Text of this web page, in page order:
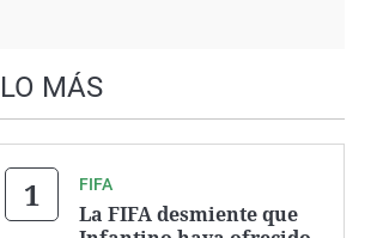
LO MÁS
FIFA
La FIFA desmiente que